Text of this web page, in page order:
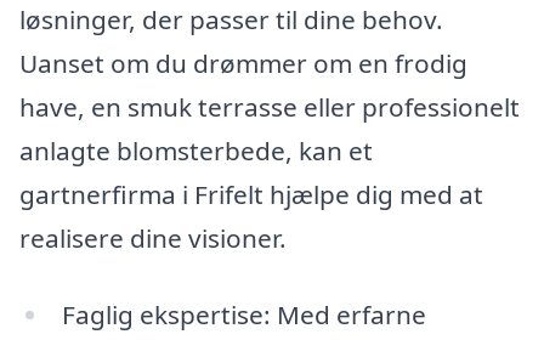
løsninger, der passer til dine behov.
Uanset om du drømmer om en frodig
have, en smuk terrasse eller professionelt
anlagte blomsterbede, kan et
gartnerfirma i Frifelt hjælpe dig med at
realisere dine visioner.
Faglig ekspertise: Med erfarne